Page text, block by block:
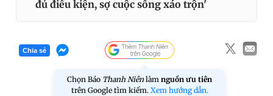
đủ điều kiện, sợ cuộc sống xáo trộn'
Chia sẻ
Chọn Báo Thanh Niên làm nguồn ưu tiên
trên Google tìm kiếm. Xem hướng dẫn.